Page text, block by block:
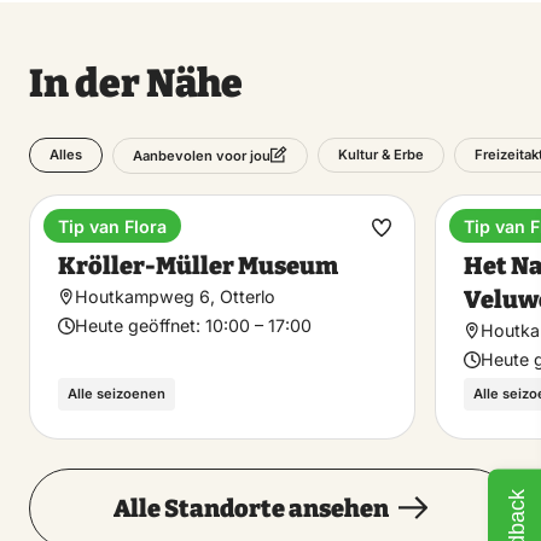
In der Nähe
Alles Aanbevolen voor jou Kultur & Erbe
Museum
Kröller-Müller Museum
Houtkampweg 6, Otterlo
Heute geöffnet: 10:00 – 17:00
Alle seizoenen
Tip van Flora
Favorit
Het
Heute
Alle
Tip van
Alle Standorte ansehen